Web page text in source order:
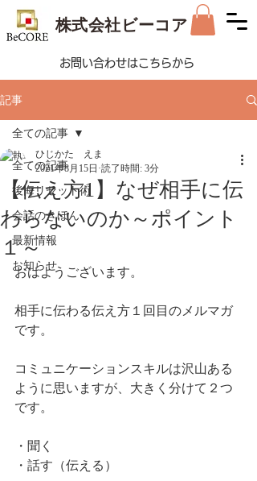
株式会社ビーコア
お問い合わせはこちらから
記事
全ての記事
後悔リセット術
会話のきほん
最新情報
お知らせ
全ての記事
【伝え方1】なぜ相手に伝
わらないのか～ポイント
１～
ひじかた えま
2021年8月15日 読了時間: 3分
おはようございます。
相手に伝わる伝え方１回目のメルマガ
です。
コミュニケーションスキルは沢山ある
ように思いますが、大きく分けて２つ
です。
・聞く
・話す（伝える）